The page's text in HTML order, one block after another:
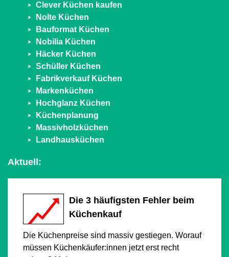
Clever Küchen kaufen
Nolte Küchen
Bauformat Küchen
Nobilia Küchen
Häcker Küchen
Schüller Küchen
Fabrikverkauf Küchen
Markenküchen
Hochglanz Küchen
Küchenplanung
Massivholzküchen
Landhausküchen
Aktuell:
Die 3 häufigsten Fehler beim
Küchenkauf
Die Küchenpreise sind massiv gestiegen. Worauf
müssen Küchenkäufer:innen jetzt erst recht